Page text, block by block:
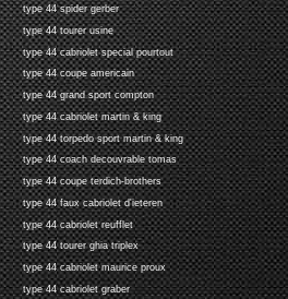
type 44 spider gerber
type 44 tourer usine
type 44 cabriolet special pourtout
type 44 coupe americain
type 44 grand sport compton
type 44 cabriolet martin & king
type 44 torpedo sport martin & king
type 44 coach decouvrable tomas
type 44 coupe terdich-brothers
type 44 faux cabriolet d'ieteren
type 44 cabriolet reufflet
type 44 tourer ghia triplex
type 44 cabriolet maurice proux
type 44 cabriolet graber